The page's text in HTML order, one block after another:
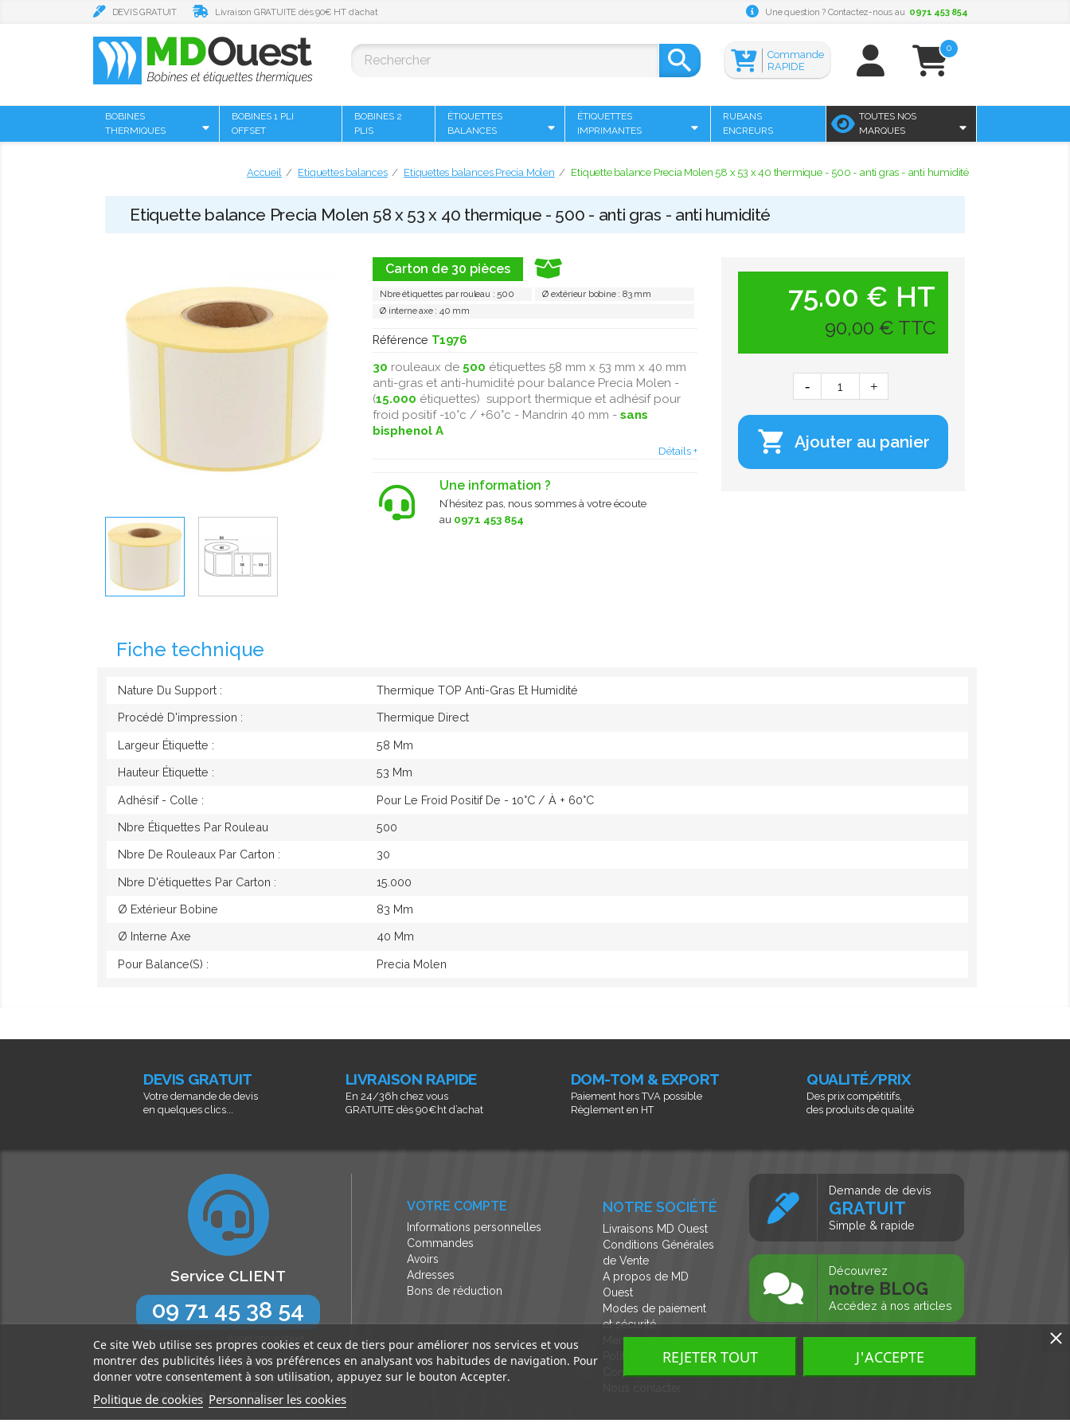
DEVIS GRATUIT Livraison GRATUITE dès 90€ HT d’achat Une question ? Contactez-nous au 0971 453 854
 0
Commande
RAPIDE
BOBINES
THERMIQUES
BOBINES 1 PLI
OFFSET
BOBINES 2
PLIS
ÉTIQUETTES
BALANCES
ÉTIQUETTES
IMPRIMANTES
RUBANS
ENCREURS
TOUTES NOS
MARQUES
Accueil Etiquettes balances Etiquettes balances Precia Molen Etiquette balance Precia Molen 58 x 53 x 40 thermique - 500 - anti gras - anti humidité
Etiquette balance Precia Molen 58 x 53 x 40 thermique - 500 - anti gras - anti humidité
Carton de 30 pièces
Nbre étiquettes par rouleau : 500
Ø extérieur bobine : 83 mm
Ø interne axe : 40 mm
Référence T1976
30 rouleaux de 500 étiquettes 58 mm x 53 mm x 40 mm
anti-gras et anti-humidité pour balance Precia Molen -
(15.000 étiquettes) support thermique et adhésif pour
froid positif -10°c / +60°c - Mandrin 40 mm - sans
bisphenol A
Détails +
Une information ?
N’hésitez pas, nous sommes à votre écoute
au 0971 453 854
75.00 € HT
90,00 € TTC
 Ajouter au panier
Fiche technique
Nature Du Support : Thermique TOP Anti-Gras Et Humidité
Procédé D'impression : Thermique Direct
Largeur Étiquette : 58 Mm
Hauteur Étiquette : 53 Mm
Adhésif - Colle : Pour Le Froid Positif De - 10°c / À + 60°c
Nbre Étiquettes Par Rouleau 500
Nbre De Rouleaux Par Carton : 30
Nbre D'étiquettes Par Carton : 15.000
Ø Extérieur Bobine 83 Mm
Ø Interne Axe 40 Mm
Pour Balance(s) : Precia Molen
DEVIS GRATUIT
Votre demande de devis
en quelques clics...
LIVRAISON RAPIDE
En 24/36h chez vous
GRATUITE dès 90€ht d’achat
DOM-TOM & EXPORT
Paiement hors TVA possible
Règlement en HT
QUALITÉ/PRIX
Des prix compétitifs,
des produits de qualité
NOTRE SOCIÉTÉ
Livraisons MD Ouest
Conditions Générales
de Vente
A propos de MD
Ouest
Modes de paiement
et sécurité
Mentions légales et
Politique de
Confidentialité
VOTRE COMPTE
Informations personnelles
Commandes
Avoirs
Adresses
Bons de réduction
Service CLIENT
09 71 45 38 54
N’hésitez pas !
Nos experts sont à votre écoute
Lun-Jeu de 9h à 17h30 - Ven de 9h à 16h30
Demande de devis
GRATUIT
Simple & rapide
Découvrez
notre BLOG
Accédez à nos articles
Ce site Web utilise ses propres cookies et ceux de tiers pour améliorer nos services et vous
montrer des publicités liées à vos préférences en analysant vos habitudes de navigation. Pour
donner votre consentement à son utilisation, appuyez sur le bouton Accepter.
Politique de cookies Personnaliser les cookies
REJETER TOUT J'ACCEPTE